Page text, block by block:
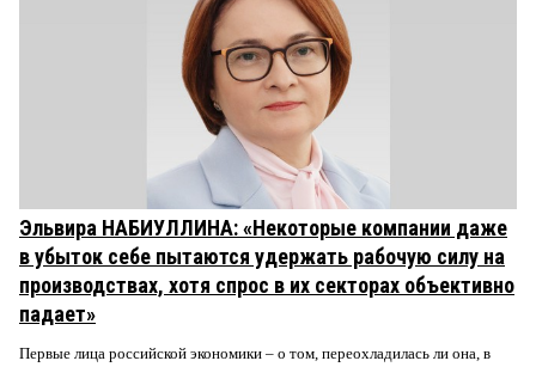
Эльвира НАБИУЛЛИНА: «Некоторые компании даже
в убыток себе пытаются удержать рабочую силу на
производствах, хотя спрос в их секторах объективно
падает»
Первые лица российской экономики – о том, переохладилась ли она, в